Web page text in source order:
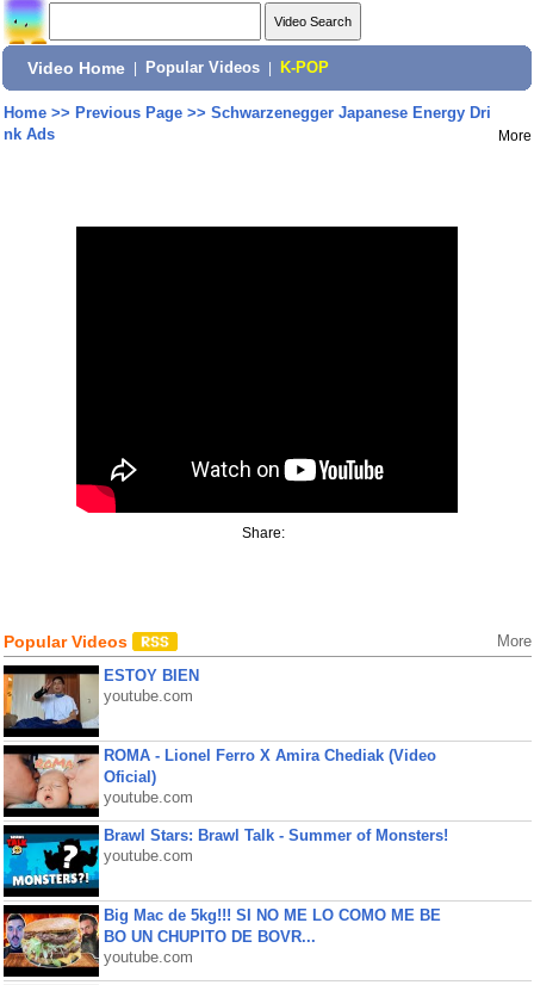
Video Home Popular Videos K-POP
Home>> Previous Page>> Schwarzenegger Japanese Energy Dri
nk Ads
More
Share:
Popular Videos More
ESTOY BIEN
youtube.com
ROMA - Lionel Ferro X Amira Chediak (Video
Oficial)
youtube.com
Brawl Stars: Brawl Talk - Summer of Monsters!
youtube.com
Big Mac de 5kg!!! SI NO ME LO COMO ME BE
BO UN CHUPITO DE BOVR...
youtube.com